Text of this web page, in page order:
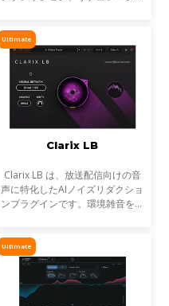
のが StressBoxです。
Ultimate
Clarix LB
Clarix LB は、放送配信向けの音
声に特化したAIノイズリダクショ
ンプラグインです。環境雑音をリ
イブ音声のトリートメントに最適
です。
Ultimate